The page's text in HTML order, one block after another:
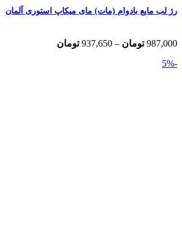
رژ لب مایع بادوام (مات) مای میکاپ استوری آلمان
987,000 تومان –
937,650 تومان
-5%